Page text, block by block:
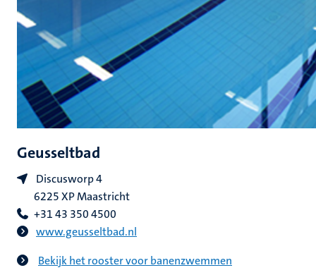
Geusseltbad
Discusworp 4
6225 XP Maastricht
+31 43 350 4500
www.geusseltbad.nl
Bekijk het rooster voor banenzwemmen